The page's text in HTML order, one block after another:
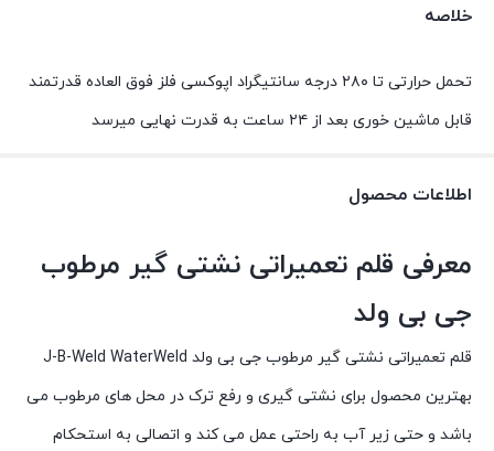
خلاصه
تحمل حرارتی تا ۲۸۰ درجه سانتیگراد اپوکسی فلز فوق العاده قدرتمند
قابل ماشین خوری بعد از ۲۴ ساعت به قدرت نهایی میرسد
اطلاعات محصول
معرفی قلم تعمیراتی نشتی گیر مرطوب
جی بی ولد
قلم تعمیراتی نشتی گیر مرطوب جی بی ولد J-B-Weld WaterWeld
بهترین محصول برای نشتی گیری و رفع ترک در محل های مرطوب می
باشد و حتی زیر آب به راحتی عمل می کند و اتصالی به استحکام